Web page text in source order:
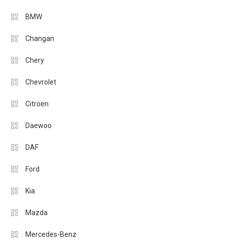
BMW
Changan
Chery
Chevrolet
Citroen
Daewoo
DAF
Ford
Kia
Mazda
Mercedes-Benz